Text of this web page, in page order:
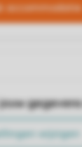
wijzigen